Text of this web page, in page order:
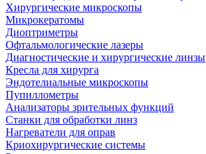
Хирургические микроскопы
Микрокератомы
Диоптриметры
Офтальмологические лазеры
Диагностические и хирургические линзы
Кресла для хирурга
Эндотелиальные микроскопы
Пупиллометры
Анализаторы зрительных функций
Станки для обработки линз
Нагреватели для оправ
Криохирургические системы